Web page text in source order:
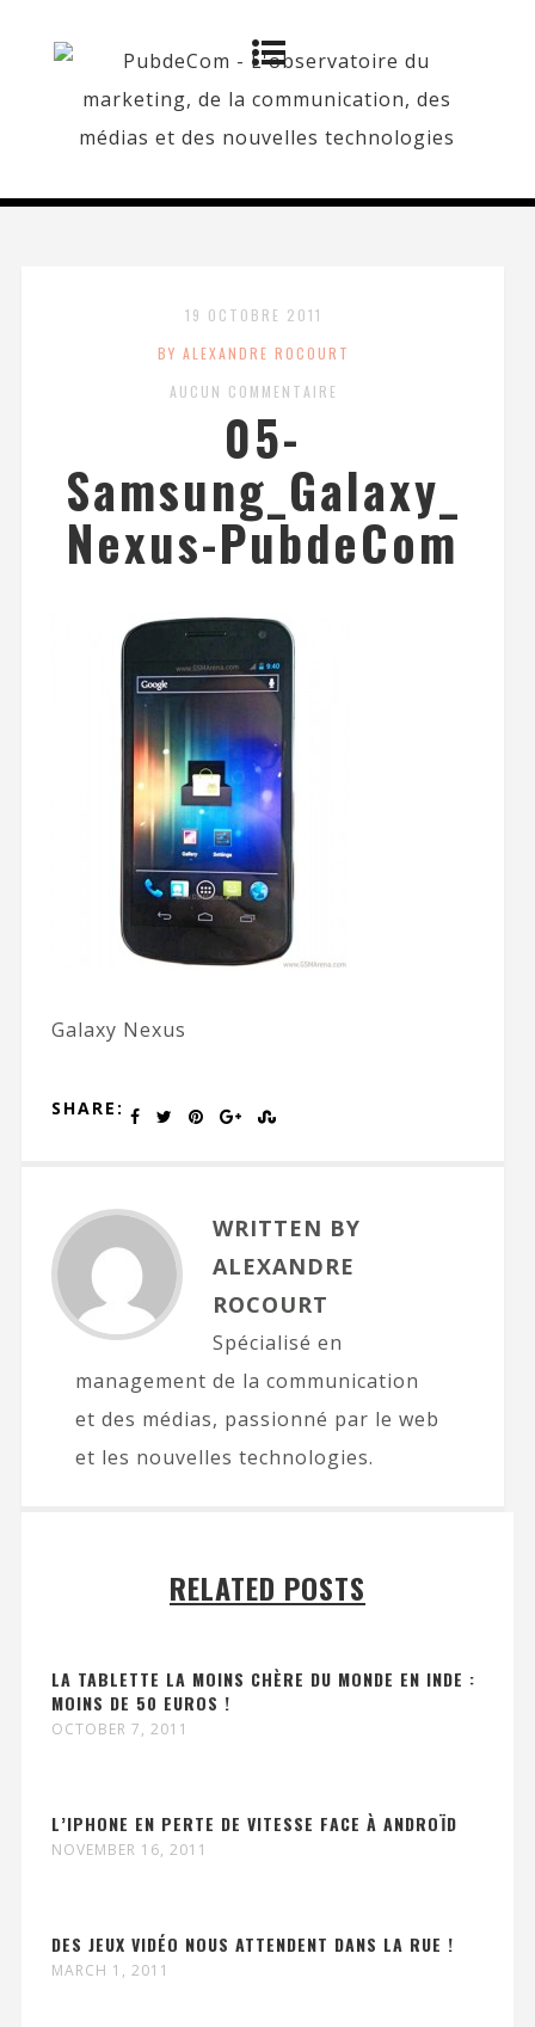
19 OCTOBRE 2011
BY ALEXANDRE ROCOURT
AUCUN COMMENTAIRE
05-
Samsung_Galaxy_
Nexus-PubdeCom
Galaxy Nexus
SHARE:
WRITTEN BY
ALEXANDRE
ROCOURT
Spécialisé en
management de la communication
et des médias, passionné par le web
et les nouvelles technologies.
RELATED POSTS
LA TABLETTE LA MOINS CHÈRE DU MONDE EN INDE :
MOINS DE 50 EUROS !
OCTOBER 7, 2011
L’IPHONE EN PERTE DE VITESSE FACE À ANDROÏD
NOVEMBER 16, 2011
DES JEUX VIDÉO NOUS ATTENDENT DANS LA RUE !
MARCH 1, 2011